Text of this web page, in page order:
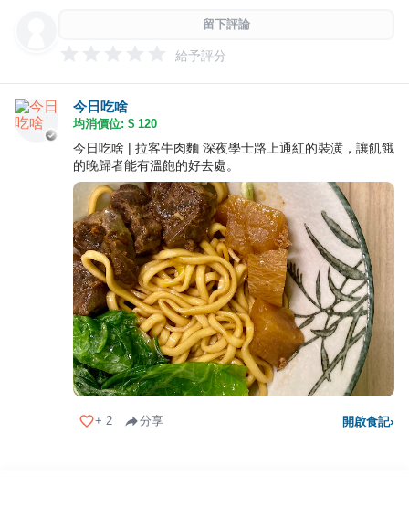
留下評論
給予評分
今日吃啥
均消價位: $ 120
今日吃啥 | 拉客牛肉麵 深夜學士路上通紅的裝潢，讓飢餓
的晚歸者能有溫飽的好去處。
+ 2 分享 開啟食記›